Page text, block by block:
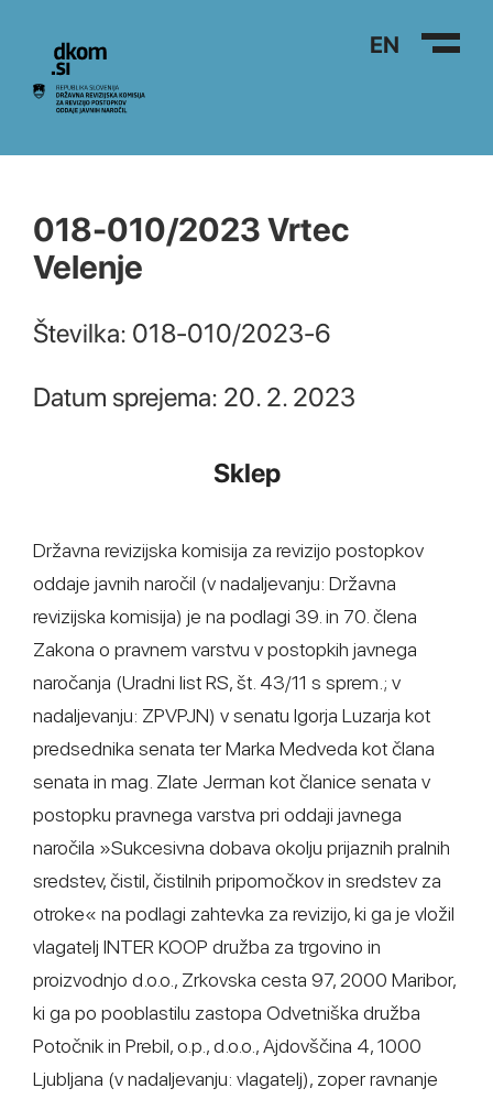
Na vsebino EN
018-010/2023 Vrtec
Velenje
Številka: 018-010/2023-6
Datum sprejema: 20. 2. 2023
Sklep
Državna revizijska komisija za revizijo postopkov
oddaje javnih naročil (v nadaljevanju: Državna
revizijska komisija) je na podlagi 39. in 70. člena
Zakona o pravnem varstvu v postopkih javnega
naročanja (Uradni list RS, št. 43/11 s sprem.; v
nadaljevanju: ZPVPJN) v senatu Igorja Luzarja kot
predsednika senata ter Marka Medveda kot člana
senata in mag. Zlate Jerman kot članice senata v
postopku pravnega varstva pri oddaji javnega
naročila »Sukcesivna dobava okolju prijaznih pralnih
sredstev, čistil, čistilnih pripomočkov in sredstev za
otroke« na podlagi zahtevka za revizijo, ki ga je vložil
vlagatelj INTER KOOP družba za trgovino in
proizvodnjo d.o.o., Zrkovska cesta 97, 2000 Maribor,
ki ga po pooblastilu zastopa Odvetniška družba
Potočnik in Prebil, o.p., d.o.o., Ajdovščina 4, 1000
Ljubljana (v nadaljevanju: vlagatelj), zoper ravnanje